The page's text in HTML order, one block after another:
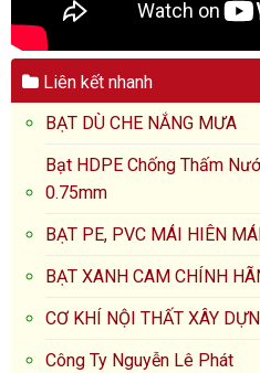
Liên kết nhanh
BẠT DÙ CHE NẮNG MƯA
Bạt HDPE Chống Thấm
0.75mm
BẠT PE, PVC MÁI HIÊN
BẠT XANH CAM CHÍNH
CƠ KHÍ NỘI THẤT XÂY
Công Ty Nguyễn Lê Phát